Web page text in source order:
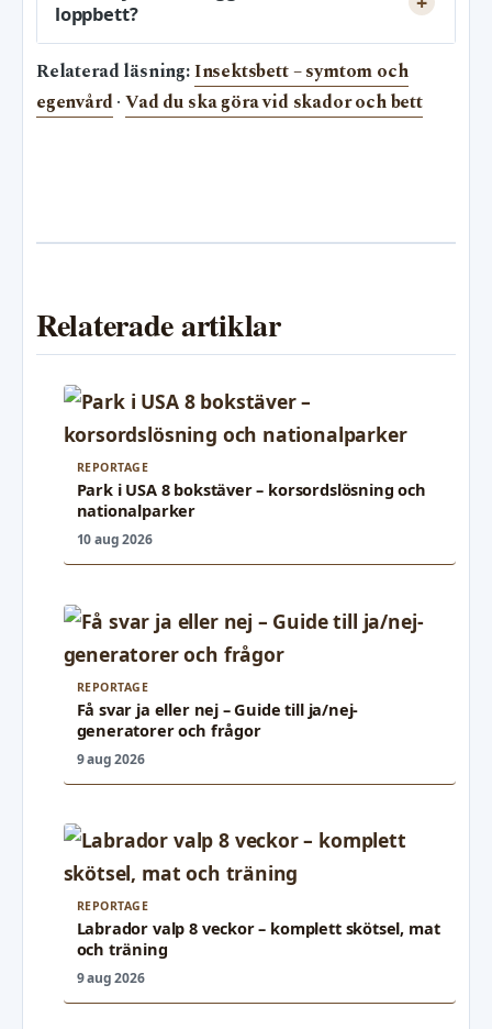
loppbett?
Relaterad läsning:Insektsbett – symtom och
egenvård·Vad du ska göra vid skador och bett
Relaterade artiklar
REPORTAGE
Park i USA 8 bokstäver – korsordslösning och
nationalparker
10 aug 2026
REPORTAGE
Få svar ja eller nej – Guide till ja/nej-
generatorer och frågor
9 aug 2026
REPORTAGE
Labrador valp 8 veckor – komplett skötsel, mat
och träning
9 aug 2026